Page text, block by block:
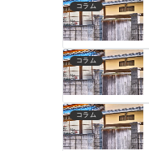
コラム
コラム
コラム